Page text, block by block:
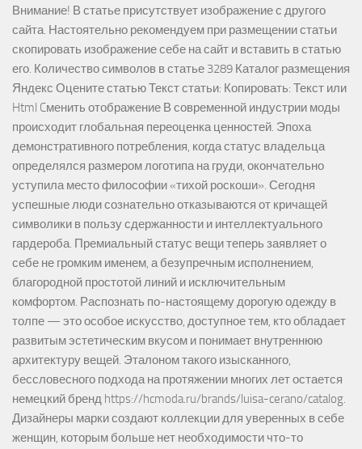
Внимание! В статье присутствует изображение с другого
сайта. Настоятельно рекомендуем при размещении статьи
скопировать изображение себе на сайт и вставить в статью
его. Количество символов в статье 3289 Каталог размещения
Яндекс Оцените статью Текст статьи: Копировать: Текст или
Html Cменить отображение В современной индустрии моды
происходит глобальная переоценка ценностей. Эпоха
демонстративного потребления, когда статус владельца
определялся размером логотипа на груди, окончательно
уступила место философии «тихой роскоши». Сегодня
успешные люди сознательно отказываются от кричащей
символики в пользу сдержанности и интеллектуального
гардероба. Премиальный статус вещи теперь заявляет о
себе не громким именем, а безупречным исполнением,
благородной простотой линий и исключительным
комфортом. Распознать по-настоящему дорогую одежду в
толпе — это особое искусство, доступное тем, кто обладает
развитым эстетическим вкусом и понимает внутреннюю
архитектуру вещей. Эталоном такого изысканного,
бессловесного подхода на протяжении многих лет остается
немецкий бренд https://hcmoda.ru/brands/luisa-cerano/catalog.
Дизайнеры марки создают коллекции для уверенных в себе
женщин, которым больше нет необходимости что-то